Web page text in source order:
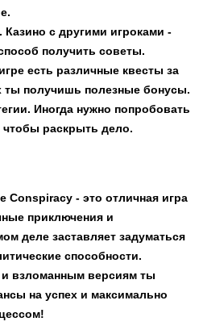
. Казино с другими игроками -
получить советы.
есть различные квесты за
ты получишь полезные бонусы.
. Иногда нужно попробовать
чтобы раскрыть дело.
Conspiracy - это отличная игра
приключения и
деле заставляет задуматься
способности.
взломанным версиям ты
на успех и максимально